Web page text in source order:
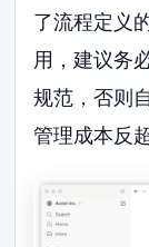
了流程定义
用，建议务
规范，否则
管理成本反